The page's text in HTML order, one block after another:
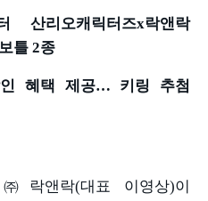
산리오캐릭터즈x락앤락
보틀 2종
혜택 제공… 키링 추첨
락앤락(대표 이영상)이